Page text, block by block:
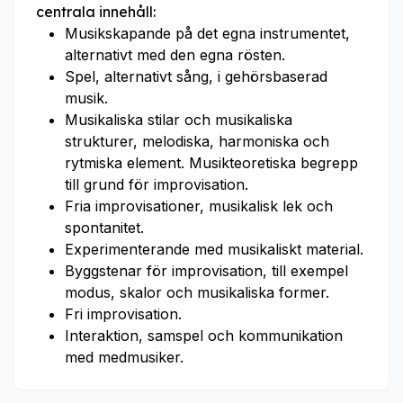
centrala innehåll:
Musikskapande på det egna instrumentet,
alternativt med den egna rösten.
Spel, alternativt sång, i gehörsbaserad
musik.
Musikaliska stilar och musikaliska
strukturer, melodiska, harmoniska och
rytmiska element. Musikteoretiska begrepp
till grund för improvisation.
Fria improvisationer, musikalisk lek och
spontanitet.
Experimenterande med musikaliskt material.
Byggstenar för improvisation, till exempel
modus, skalor och musikaliska former.
Fri improvisation.
Interaktion, samspel och kommunikation
med medmusiker.